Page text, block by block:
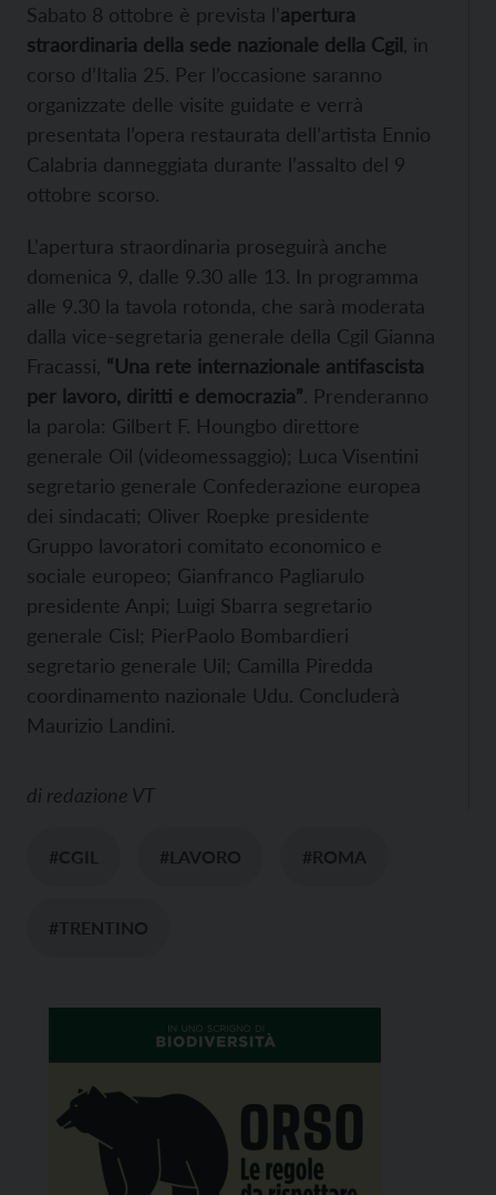
Sabato 8 ottobre è prevista l’apertura
straordinaria della sede nazionale della Cgil , in
corso d’Italia 25. Per l’occasione saranno
organizzate delle visite guidate e verrà
presentata l’opera restaurata dell’artista Ennio
Calabria danneggiata durante l’assalto del 9
ottobre scorso.
L’apertura straordinaria proseguirà anche
domenica 9, dalle 9.30 alle 13. In programma
alle 9.30 la tavola rotonda, che sarà moderata
dalla vice-segretaria generale della Cgil Gianna
Fracassi, “Una rete internazionale antifascista
per lavoro, diritti e democrazia”. Prenderanno
la parola: Gilbert F. Houngbo direttore
generale Oil (videomessaggio); Luca Visentini
segretario generale Confederazione europea
dei sindacati; Oliver Roepke presidente
Gruppo lavoratori comitato economico e
sociale europeo; Gianfranco Pagliarulo
presidente Anpi; Luigi Sbarra segretario
generale Cisl; PierPaolo Bombardieri
segretario generale Uil; Camilla Piredda
coordinamento nazionale Udu. Concluderà
Maurizio Landini.
di redazione VT
#CGIL #LAVORO #ROMA
#TRENTINO